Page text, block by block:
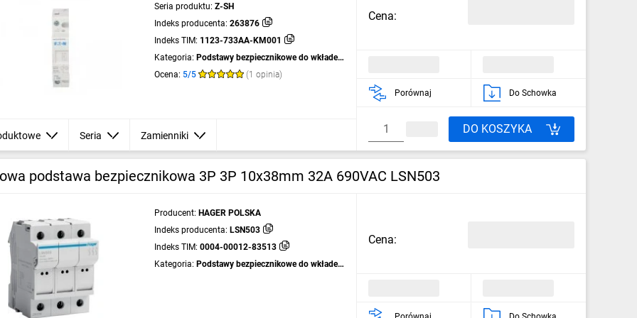
Seria produktu: Z-SH
Indeks producenta: 263876
Indeks TIM: 1123-733AA-KM001
Kategoria: Podstawy bezpiecznikowe do wkładek
cylindrycznych
Ocena: 5/5 (1 opinia)
Seria Zamienniki
Cena:
Porównaj Do Schowka
DO KOSZYKA
podstawa bezpiecznikowa 3P 3P 10x38mm 32A 690VAC LSN503
Producent: HAGER POLSKA
Indeks producenta: LSN503
Indeks TIM: 0004-00012-83513
Kategoria: Podstawy bezpiecznikowe do wkładek
Cena: